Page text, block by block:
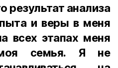
результат анализа
и веры в меня
всех этапах меня
моя семья. Я не